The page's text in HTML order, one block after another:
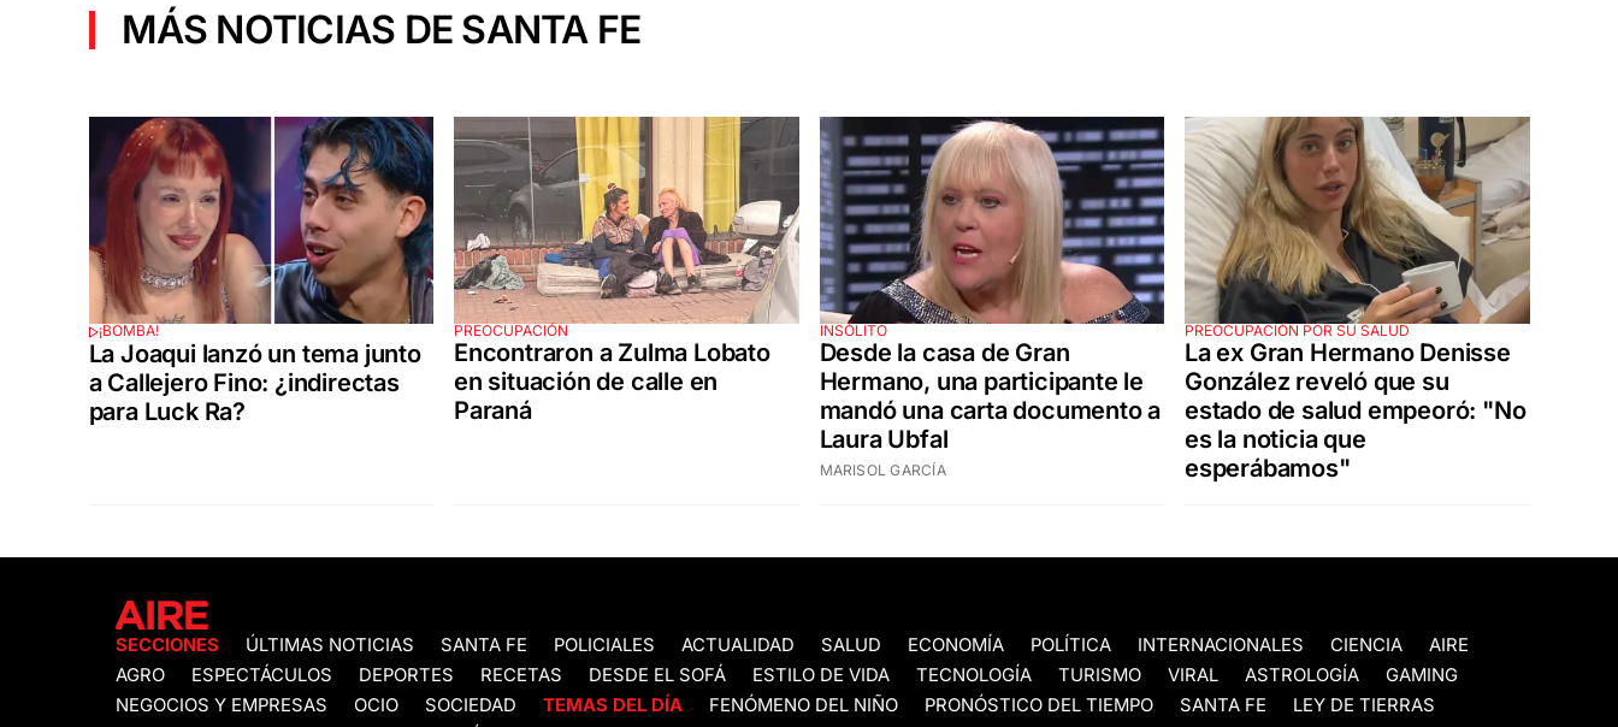
MÁS NOTICIAS DE SANTA FE
¡BOMBA!
La Joaqui lanzó un tema junto
a Callejero Fino: ¿indirectas
para Luck Ra?
PREOCUPACIÓN
Encontraron a Zulma Lobato
en situación de calle en
Paraná
INSÓLITO
Desde la casa de Gran
Hermano, una participante le
mandó una carta documento a
Laura Ubfal
MARISOL GARCÍA
PREOCUPACIÓN POR SU SALUD
La ex Gran Hermano Denisse
González reveló que su
estado de salud empeoró: "No
es la noticia que
esperábamos"
SECCIONES ÚLTIMAS NOTICIAS SANTA FE POLICIALES ACTUALIDAD SALUD ECONOMÍA POLÍTICA INTERNACIONALES CIENCIA
AIRE
AGRO
ESPECTÁCULOS DEPORTES RECETAS DESDE EL SOFÁ ESTILO DE VIDA TECNOLOGÍA TURISMO VIRAL ASTROLOGÍA
GAMING
NEGOCIOS Y EMPRESAS
OCIO SOCIEDAD TEMAS DEL DÍA FENÓMENO DEL NIÑO PRONÓSTICO DEL TIEMPO SANTA FE
LEY DE TIERRAS